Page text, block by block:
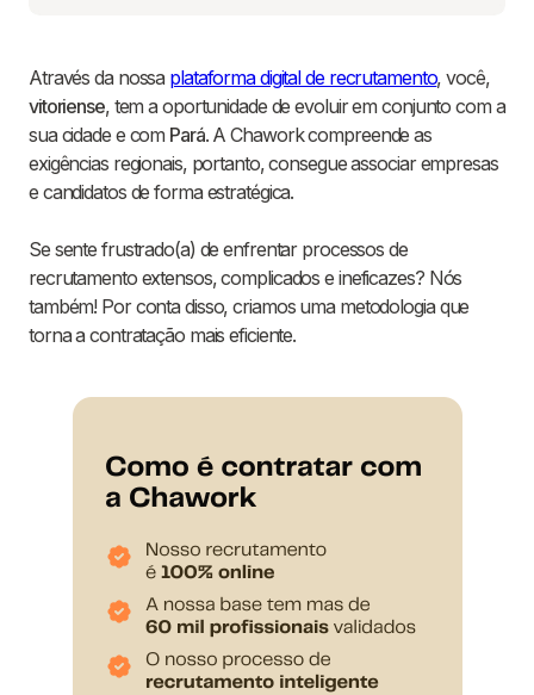
Através da nossa plataforma digital de recrutamento, você,
vitoriense, tem a oportunidade de evoluir em conjunto com a
sua cidade e com Pará. A Chawork compreende as
exigências regionais, portanto, consegue associar empresas
e candidatos de forma estratégica.
Se sente frustrado(a) de enfrentar processos de
recrutamento extensos, complicados e ineficazes? Nós
também! Por conta disso, criamos uma metodologia que
torna a contratação mais eficiente.